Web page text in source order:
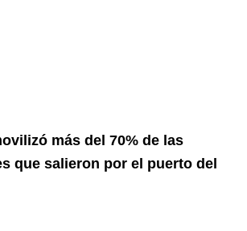
más del 70% de las
que salieron por el puerto del